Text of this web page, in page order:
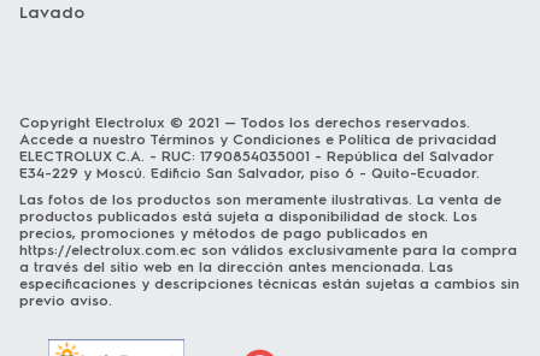
Lavado
Copyright Electrolux © 2021 — Todos los derechos reservados.
Accede a nuestro Términos y Condiciones e Política de privacidad
ELECTROLUX C.A. - RUC: 1790854035001 - República del Salvador
E34-229 y Moscú. Edificio San Salvador, piso 6 - Quito-Ecuador.
Las fotos de los productos son meramente ilustrativas. La venta de
productos publicados está sujeta a disponibilidad de stock. Los
precios, promociones y métodos de pago publicados en
https://electrolux.com.ec son válidos exclusivamente para la compra
a través del sitio web en la dirección antes mencionada. Las
especificaciones y descripciones técnicas están sujetas a cambios sin
previo aviso.